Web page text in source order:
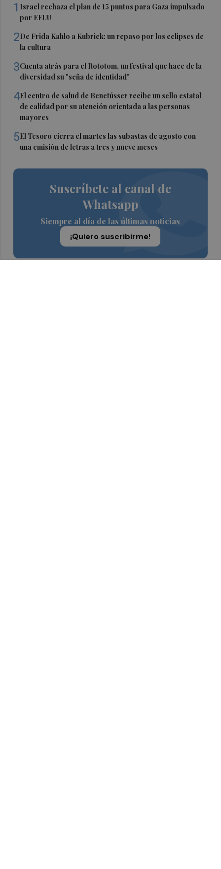
1 Israel rechaza el plan de 15 puntos para Gaza impulsado
por EEUU
2De Frida Kahlo a Kubrick: un repaso por los eclipses de
la cultura
3Cuenta atrás para el Rototom, un festival que hace de la
diversidad su "seña de identidad"
4El centro de salud de Benetússer recibe un sello estatal
de calidad por su atención orientada a las personas
mayores
5El Tesoro cierra el martes las subastas de agosto con
una emisión de letras a tres y nueve meses
Suscríbete al canal de
Whatsapp
Siempre al día de las últimas noticias
¡Quiero suscribirme!